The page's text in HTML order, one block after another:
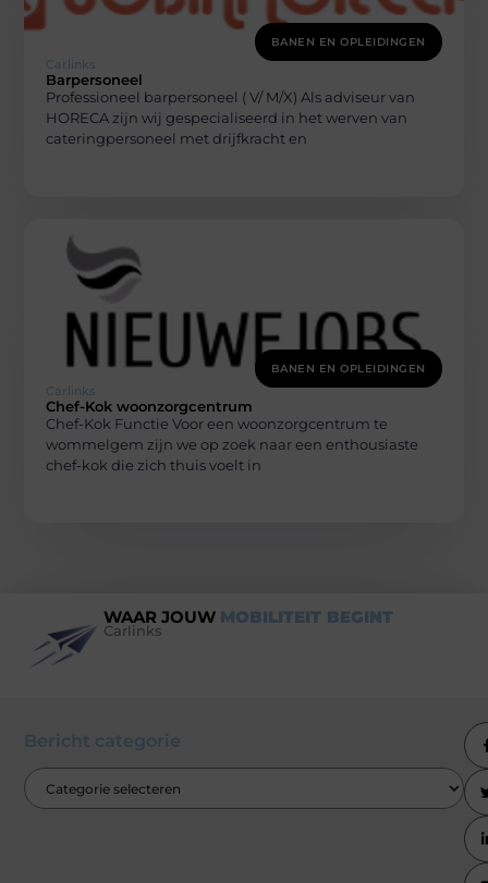
BANEN EN OPLEIDINGEN
Carlinks
Barpersoneel
Professioneel barpersoneel ( V/ M/X) Als adviseur van
HORECA zijn wij gespecialiseerd in het werven van
cateringpersoneel met drijfkracht en
BANEN EN OPLEIDINGEN
Carlinks
Chef-Kok woonzorgcentrum
Chef-Kok Functie Voor een woonzorgcentrum te
wommelgem zijn we op zoek naar een enthousiaste
chef-kok die zich thuis voelt in
WAAR JOUW MOBILITEIT BEGINT
Carlinks
Bericht categorie